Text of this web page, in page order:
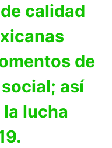
calidad
de
así
lucha